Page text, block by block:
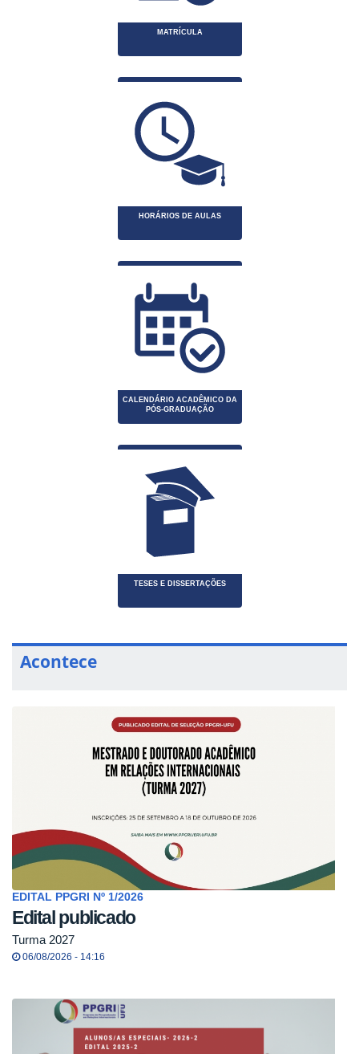
MATRÍCULA
HORÁRIOS DE AULAS
CALENDÁRIO ACADÊMICO DA
PÓS-GRADUAÇÃO
TESES E DISSERTAÇÕES
Acontece
EDITAL PPGRI Nº 1/2026
Edital publicado
Turma 2027
06/08/2026 - 14:16